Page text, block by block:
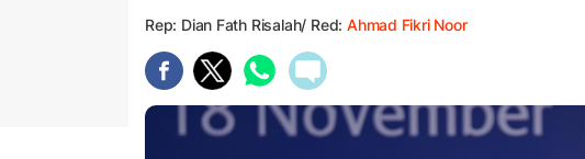
Rep: Dian Fath Risalah/ Red: Ahmad Fikri Noor